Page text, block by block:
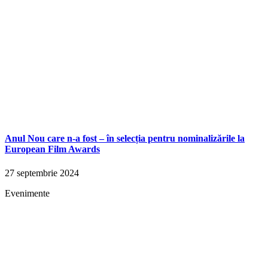
Anul Nou care n-a fost – în selecția pentru nominalizările la
European Film Awards
27 septembrie 2024
Evenimente